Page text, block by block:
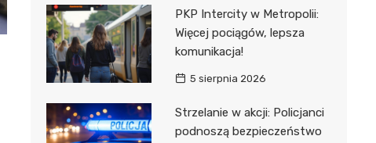
PKP Intercity w Metropolii:
Więcej pociągów, lepsza
komunikacja!
5 sierpnia 2026
Strzelanie w akcji: Policjanci
podnoszą bezpieczeństwo